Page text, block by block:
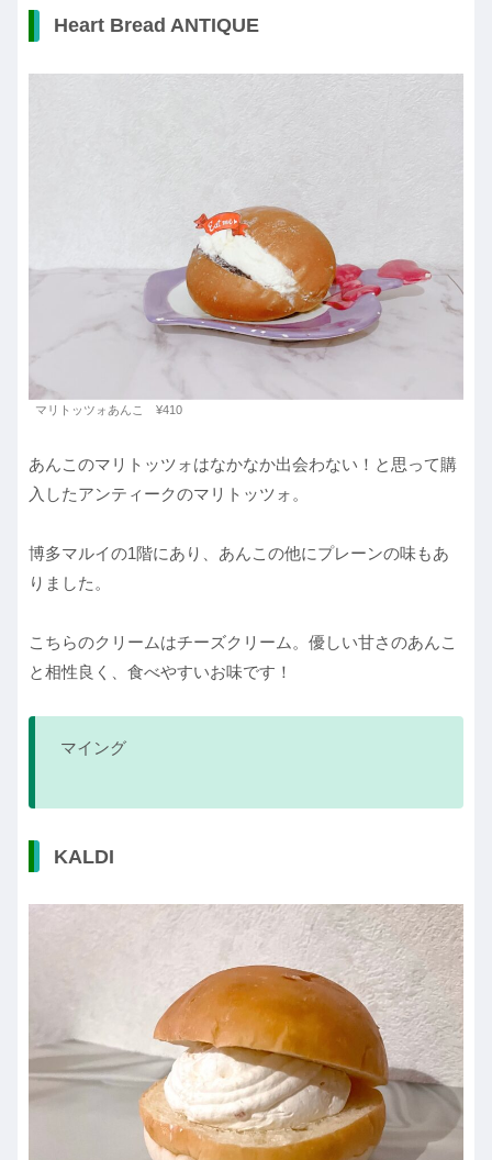
Heart Bread ANTIQUE
マリトッツォあんこ ¥410
あんこのマリトッツォはなかなか出会わない！と思って購
入したアンティークのマリトッツォ。
博多マルイの1階にあり、あんこの他にプレーンの味もあ
りました。
こちらのクリームはチーズクリーム。優しい甘さのあんこ
と相性良く、食べやすいお味です！
マイング
KALDI